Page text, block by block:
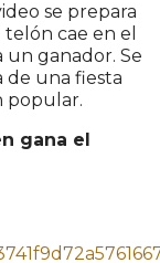
se prepara
cae en el
un ganador. Se
de una fiesta
popular.
gana el